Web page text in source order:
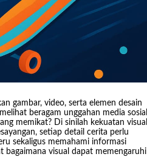
gambar, video, serta elemen desain
beragam unggahan media sosial
memikat? Di sinilah kekuatan visual
setiap detail cerita perlu
sekaligus memahami informasi
bagaimana visual dapat memengaruhi